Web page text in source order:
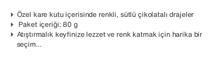
Özel kare kutu içerisinde renkli, sütlü çikolatalı drajeler
Paket içeriği: 80 g
Atıştırmalık keyfinize lezzet ve renk katmak için harika bir
seçim…